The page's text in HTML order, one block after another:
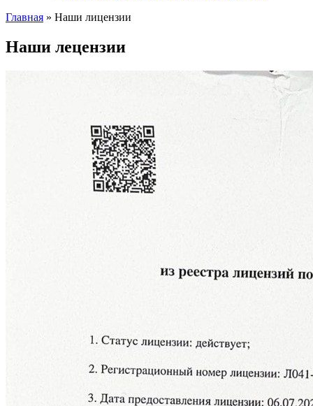
Главная » Наши лицензии
Наши лецензии